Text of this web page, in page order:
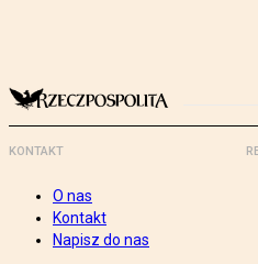
KONTAKT
O nas
Kontakt
Napisz do nas